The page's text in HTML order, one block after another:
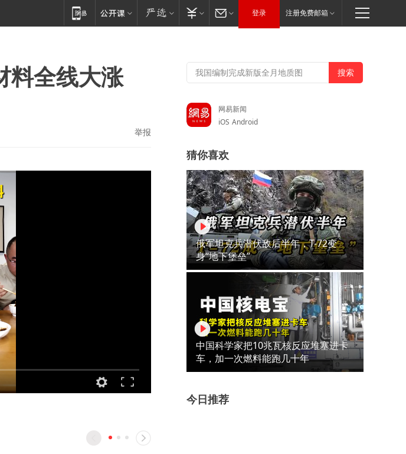
登录 注册免费邮箱
料全线大涨
举报
网易新闻
iOS Android
猜你喜欢
俄军坦克兵潜伏敌后半年，T-72变
身“地下堡垒”
中国科学家把10兆瓦核反应堆塞进卡
车，加一次燃料能跑几十年
今日推荐